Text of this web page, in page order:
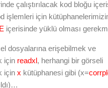
çalıştırılacak kod bloğu
işlemleri için
içerisinde yüklü olması
dosyalarına erişebilmek ve
için readxl , herhangi bir görseli
için x kütüphanesi gibi (x=